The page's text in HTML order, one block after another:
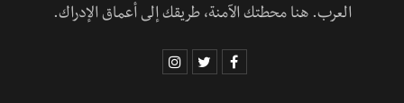
العرب. هنا محطتك الآمنة، طريقك إلى أعماق الإدراك.